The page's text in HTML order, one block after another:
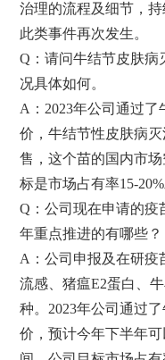
治理的流程及细节，
此类事件再次发生。
Q：请问牛结节皮肤病
况具体如何。
A：2023年公司通过
价，牛结节性皮肤病
售，这个苗的国内市
标是市场占有率15-
Q：公司现在申请的疫
年重点推进的有哪些？
A：公司申报及在研疫
流感、猪瘟E2蛋白、
种。2023年公司通过
价，预计今年下半年